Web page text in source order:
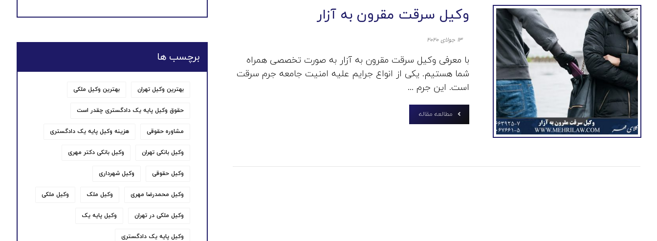
وکیل سرقت مقرون به آزار
۱۳ جولای ۲۰۲۰
با معرفی وکیل سرقت مقرون به آزار به صورت تخصصی همراه
شما هستیم. یکی از انواع جرایم علیه امنیت جامعه جرم سرقت
است. این جرم ...
مطالعه مقاله
برچسب ها
بهترین وکیل تهران بهترین وکیل ملکی
حقوق وکیل پایه یک دادگستری چقدر است
مشاوره حقوقی هزینه وکیل پایه یک دادگستری
وکیل بانکی تهران وکیل بانکی دکتر مهری
وکیل حقوقی وکیل شهرداری
وکیل محمدرضا مهری وکیل ملک وکیل ملکی
وکیل ملکی در تهران وکیل پایه یک
وکیل پایه یک دادگستری